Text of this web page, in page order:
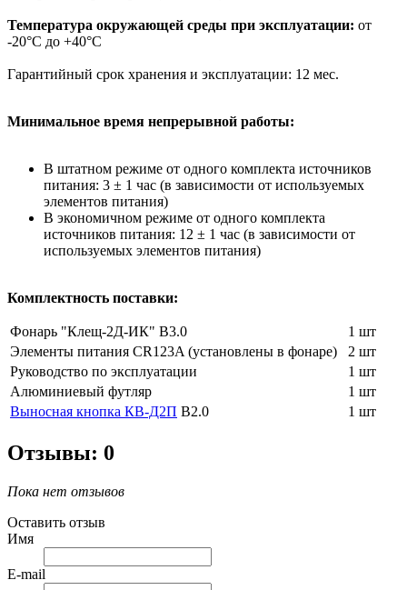
Температура окружающей среды при эксплуатации: от
-20°С до +40°С
Гарантийный срок хранения и эксплуатации: 12 мес.
Минимальное время непрерывной работы:
В штатном режиме от одного комплекта источников
питания: 3 ± 1 час (в зависимости от используемых
элементов питания)
В экономичном режиме от одного комплекта
источников питания: 12 ± 1 час (в зависимости от
используемых элементов питания)
Комплектность поставки:
Фонарь "Клещ-2Д-ИК" В3.0
1 шт
Элементы питания CR123A (установлены в фонаре)
2 шт
Руководство по эксплуатации
1 шт
Алюминиевый футляр
1 шт
Выносная кнопка КВ-Д2П В2.0 1 шт
Отзывы: 0
Пока нет отзывов
Оставить отзыв
Имя
E-mail